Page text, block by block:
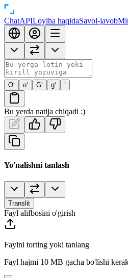
ChatAPILoyiha haqidaSavol-javob
O‘ o‘ G‘ g‘ ’
Bu yerda natija chiqadi :)
Yo'nalishni tanlash
Translit
Fayl alifbosini o'girish
Faylni torting yoki tanlang
Fayl hajmi 10 MB gacha bo'lishi